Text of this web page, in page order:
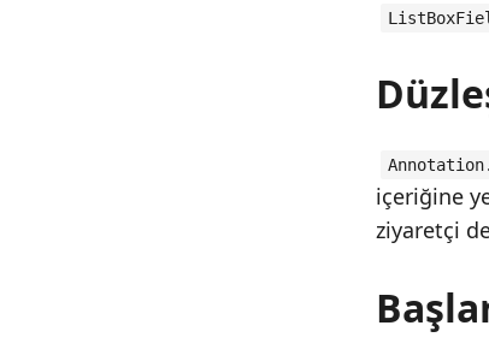
içeriğine
ziyaretçi